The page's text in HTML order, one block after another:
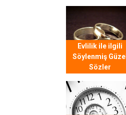
Evlilik ile ilgili
Söylenmiş Güzel
Sözler